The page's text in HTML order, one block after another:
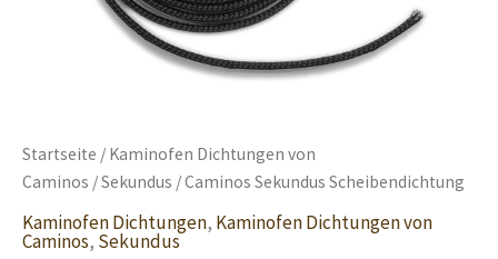
Startseite / Kaminofen Dichtungen von
Caminos /Sekundus / Caminos Sekundus Scheibendichtung
Kaminofen Dichtungen, Kaminofen Dichtungen von
Caminos, Sekundus